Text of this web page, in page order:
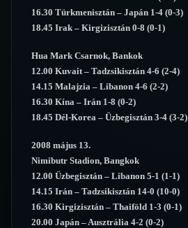
16.30 Türkmenisztán – Japán 1-4 (0-3)
18.45 Irak – Kirgizisztán 0-8 (0-1)
Hua Mark Csarnok, Bankok
12.00 Kuvait – Tadzsikisztán 4-6 (2-4)
14.15 Malajzia – Libanon 4-6 (2-2)
16.30 Kína – Irán 1-8 (0-2)
18.45 Dél-Korea – Üzbegisztán 3-4 (3-2)
2008 május 13.
Nimibutr Stadion, Bangkok
12.00 Üzbegisztán – Libanon 5-1 (1-1)
14.15 Irán – Tadzsikisztán 14-0 (10-0)
16.30 Kirgizisztán – Thaiföld 1-3 (0-1)
20.00 Japán – Ausztrália 4-2 (0-2)